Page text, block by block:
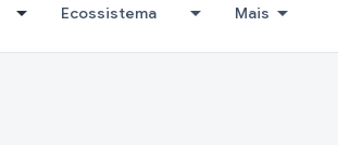
Ecossistema Mais